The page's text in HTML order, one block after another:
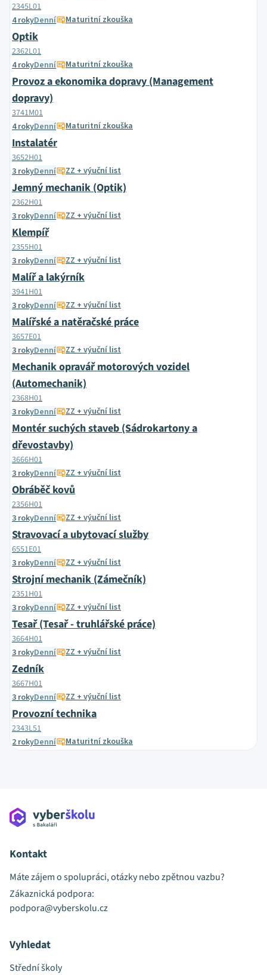
2345L01
4 rokyDenní Maturitní zkouška
Optik
2362L01
4 rokyDenní Maturitní zkouška
Provoz a ekonomika dopravy (Management
dopravy)
3741M01
4 rokyDenní Maturitní zkouška
Instalatér
3652H01
3 rokyDenní ZZ + výuční list
Jemný mechanik (Optik)
2362H01
3 rokyDenní ZZ + výuční list
Klempíř
2355H01
3 rokyDenní ZZ + výuční list
Malíř a lakýrník
3941H01
3 rokyDenní ZZ + výuční list
Malířské a natěračské práce
3657E01
3 rokyDenní ZZ + výuční list
Mechanik opravář motorových vozidel
(Automechanik)
2368H01
3 rokyDenní ZZ + výuční list
Montér suchých staveb (Sádrokartony a
dřevostavby)
3666H01
3 rokyDenní ZZ + výuční list
Obráběč kovů
2356H01
3 rokyDenní ZZ + výuční list
Stravovací a ubytovací služby
6551E01
3 rokyDenní ZZ + výuční list
Strojní mechanik (Zámečník)
2351H01
3 rokyDenní ZZ + výuční list
Tesař (Tesař - truhlářské práce)
3664H01
3 rokyDenní ZZ + výuční list
Zedník
3667H01
3 rokyDenní ZZ + výuční list
Provozní technika
2343L51
2 rokyDenní Maturitní zkouška
Kontakt
Máte zájem o spolupráci, otázky nebo zpětnou vazbu?
Zákaznická podpora:
podpora@vyberskolu.cz
Vyhledat
Střední školy